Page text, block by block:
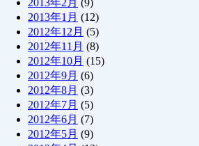
2013年2月 (9)
2013年1月 (12)
2012年12月 (5)
2012年11月 (8)
2012年10月 (15)
2012年9月 (6)
2012年8月 (3)
2012年7月 (5)
2012年6月 (7)
2012年5月 (9)